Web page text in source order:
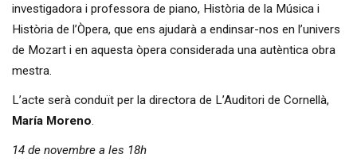
investigadora i professora de piano, Història de la Música i
Història de l’Òpera, que ens ajudarà a endinsar-nos en l’univers
de Mozart i en aquesta òpera considerada una autèntica obra
mestra.
L’acte serà conduït per la directora de L’Auditori de Cornellà,
María Moreno.
14 de novembre a les 18h